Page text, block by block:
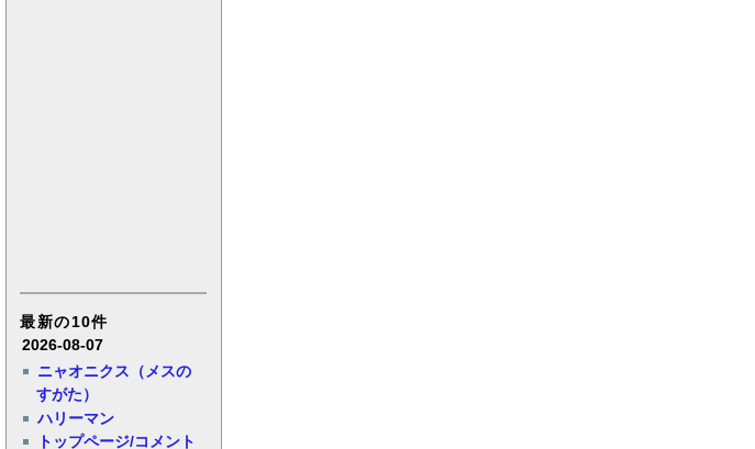
最新の10件
2026-08-07
ニャオニクス（メスの
すがた）
ハリーマン
トップページ/コメント